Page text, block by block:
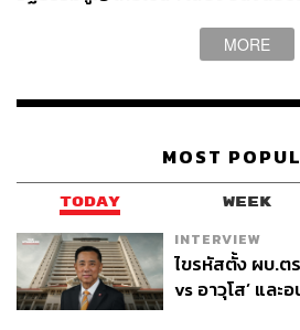
MORE
MOST
TODAY WEEK
INTERVIEW
ไขรหัสตั้ง ผบ.ต
vs อาวุโส’ และ